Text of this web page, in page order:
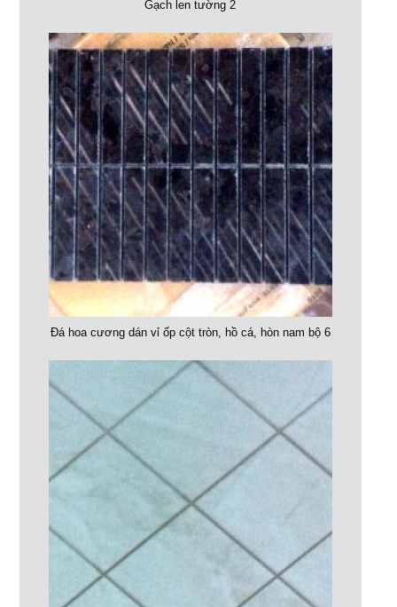
Gạch len tường 2
Đá hoa cương dán vỉ ốp cột tròn, hồ cá, hòn nam bộ 6